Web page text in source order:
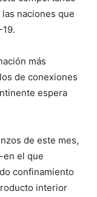
naciones que
más
de conexiones
espera
de este mes,
en el que
confinamiento
interior